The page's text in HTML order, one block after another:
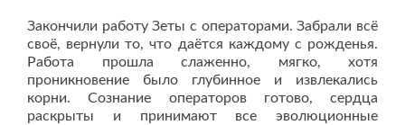
Закончили работу Зеты с операторами. Забрали всё
своё, вернули то, что даётся каждому с рожденья.
Работа прошла слаженно, мягко, хотя
проникновение было глубинное и извлекались
корни. Сознание операторов готово, сердца
раскрыты и принимают все эволюционные